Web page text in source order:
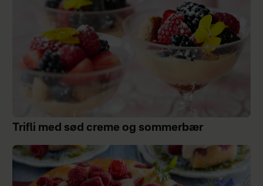
Trifli med sød creme og sommerbær